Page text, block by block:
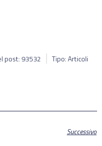
post: 93532 Tipo: Articoli
Successivo